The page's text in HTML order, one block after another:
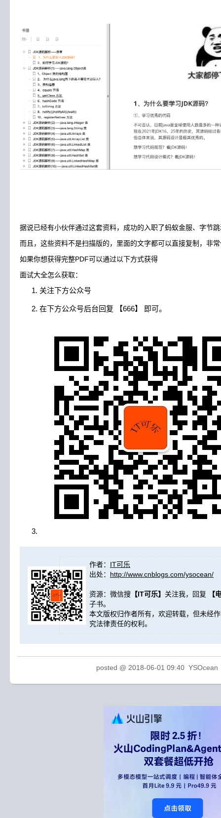
据说已经有小伙伴通过这套资料，成功的入职了蚂蚁金服、字节
而且，这些资料不是扫描版的，里面的文字都可以直接复制，非
如果你想获得完整PDF可以通过以下方式获得
面试大全怎么获取：
关注下方公众号
在下方公众号后台回复 【666】 即可。
作者： IT可乐
出处： http://www.cnblogs.com/ysocean/
资源：微信搜 【IT可乐】 关注我，回复
【
子书。
本文版权归作者所有，欢迎转载，但未经
究法律责任的权利。
posted @ 2018-06-01 09:40 YSOcean